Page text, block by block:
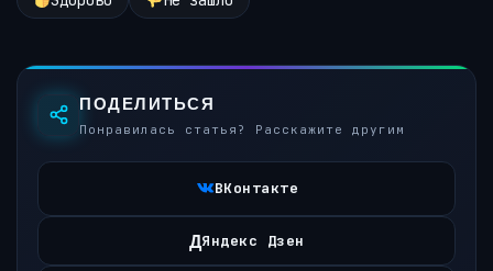
ПОДЕЛИТЬСЯ
Понравилась статья? Расскажите другим
ВКонтакте
ДЯндекс Дзен